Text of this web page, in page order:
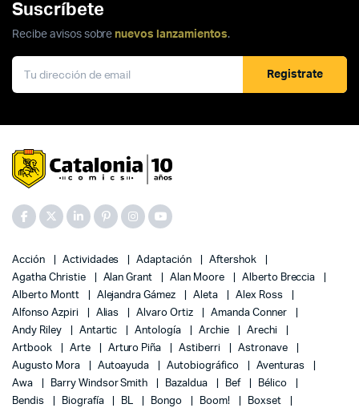
Suscríbete
Recibe avisos sobre nuevos lanzamientos.
Registrate
Acción Actividades Adaptación
Aftershok
Agatha Christie
Alan Grant Alan Moore
Alberto Breccia
Alberto Montt
Alejandra Gámez Aleta
Alex Ross
Alfonso Azpiri
Alias Alvaro Ortiz
Amanda Conner
Andy Riley
Antartic Antología Archie
Arechi
Artbook
Arte Arturo Piña Astiberri
Astronave
Augusto Mora
Autoayuda Autobiográfico
Aventuras
Awa
Barry Windsor Smith Bazaldua Bef
Bélico
Bendis
Biografía BL Bongo Boom!
Boxset